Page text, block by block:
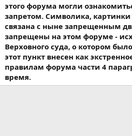
этого форума могли
запретом. Символика, картинки
связана с ныне запрещенным
запрещены на этом форуме -
Верховного суда, о котором
этот пункт внесен как
правилам форума части 4
время.